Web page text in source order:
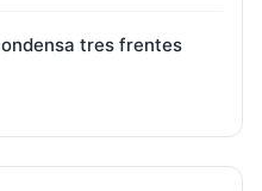
tres frentes